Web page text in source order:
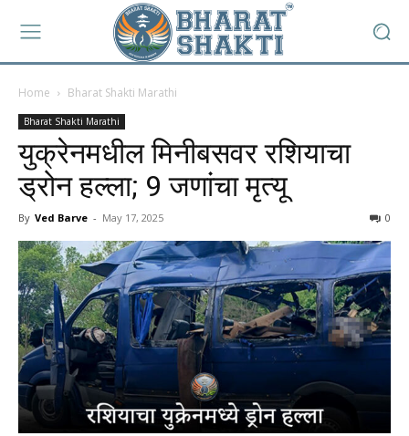
Home Bharat Shakti Marathi
Bharat Shakti Marathi
युक्रेनमधील मिनीबसवर रशियाचा
ड्रोन हल्ला; 9 जणांचा मृत्यू
By Ved Barve - May 17, 2025 0